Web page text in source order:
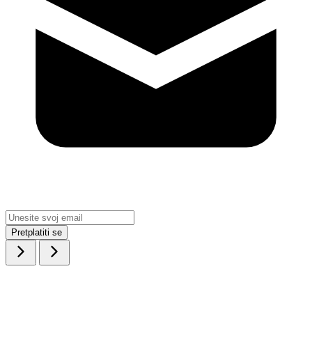
Pretplatiti se